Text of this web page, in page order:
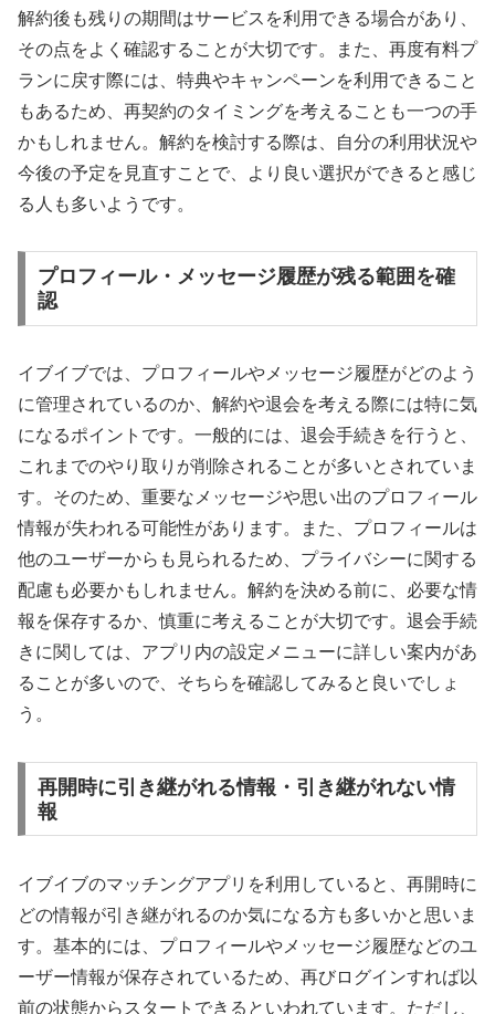
解約後も残りの期間はサービスを利用できる場合があり、
その点をよく確認することが大切です。また、再度有料プ
ランに戻す際には、特典やキャンペーンを利用できること
もあるため、再契約のタイミングを考えることも一つの手
かもしれません。解約を検討する際は、自分の利用状況や
今後の予定を見直すことで、より良い選択ができると感じ
る人も多いようです。
プロフィール・メッセージ履歴が残る範囲を確
認
イブイブでは、プロフィールやメッセージ履歴がどのよう
に管理されているのか、解約や退会を考える際には特に気
になるポイントです。一般的には、退会手続きを行うと、
これまでのやり取りが削除されることが多いとされていま
す。そのため、重要なメッセージや思い出のプロフィール
情報が失われる可能性があります。また、プロフィールは
他のユーザーからも見られるため、プライバシーに関する
配慮も必要かもしれません。解約を決める前に、必要な情
報を保存するか、慎重に考えることが大切です。退会手続
きに関しては、アプリ内の設定メニューに詳しい案内があ
ることが多いので、そちらを確認してみると良いでしょ
う。
再開時に引き継がれる情報・引き継がれない情
報
イブイブのマッチングアプリを利用していると、再開時に
どの情報が引き継がれるのか気になる方も多いかと思いま
す。基本的には、プロフィールやメッセージ履歴などのユ
ーザー情報が保存されているため、再びログインすれば以
前の状態からスタートできるといわれています。ただし、